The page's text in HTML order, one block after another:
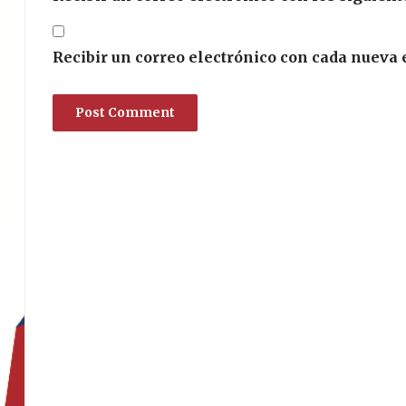
Recibir un correo electrónico con cada nueva